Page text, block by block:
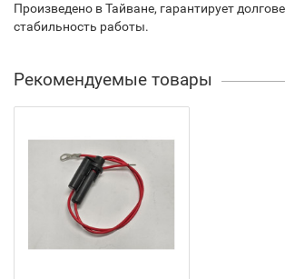
Произведено в Тайване, гарантирует
стабильность работы.
Рекомендуемые товары